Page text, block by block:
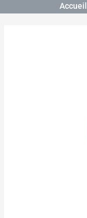
Accueil